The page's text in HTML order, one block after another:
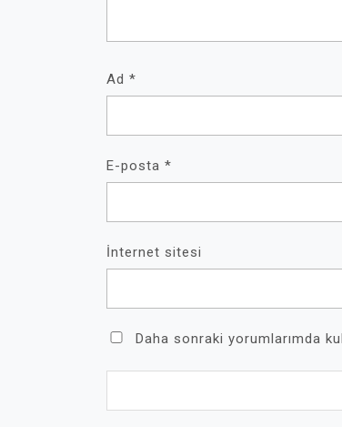
Ad *
E-posta *
İnternet sitesi
Daha sonraki yorumlarımda